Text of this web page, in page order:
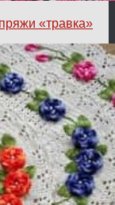
«травка»